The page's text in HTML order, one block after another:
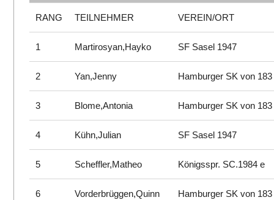
RANG TEILNEHMER VEREIN/ORT
1 Martirosyan,Hayko SF Sasel 1947
2 Yan,Jenny Hamburger SK von 183
3 Blome,Antonia Hamburger SK von 183
4 Kühn,Julian SF Sasel 1947
5 Scheffler,Matheo Königsspr. SC.1984 e
6 Vorderbrüggen,Quinn Hamburger SK von 183